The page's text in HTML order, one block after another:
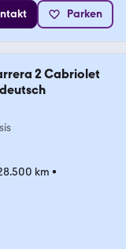
Parken
2 Cabriolet
km •